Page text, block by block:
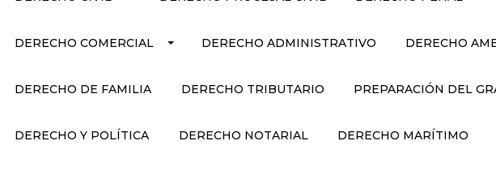
DERECHO COMERCIAL DERECHO ADMINISTRATIVO DERECHO
DERECHO DE FAMILIA DERECHO TRIBUTARIO PREPARACIÓN DEL
DERECHO Y POLÍTICA DERECHO NOTARIAL DERECHO MARÍTIMO